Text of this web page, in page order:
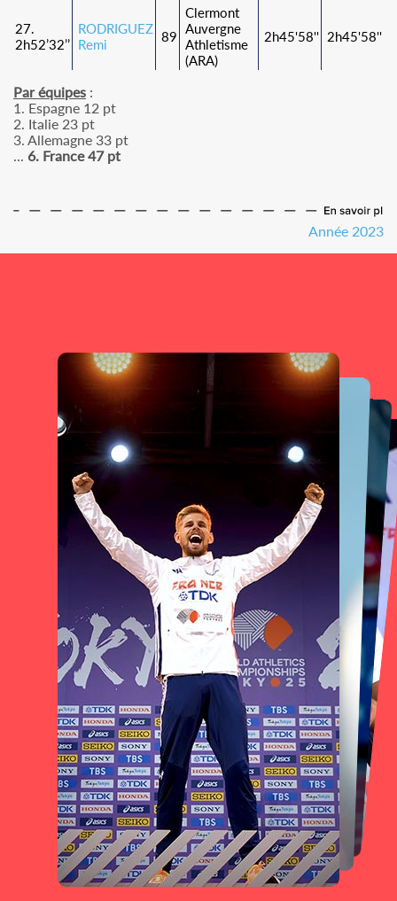
27.
2h52’32’’
RODRIGUEZ
Remi
89
Clermont
Auvergne
Athletisme
(ARA)
2h45'58'' 2h45'58''
Par équipes :
1. Espagne 12 pt
2. Italie 23 pt
3. Allemagne 33 pt
... 6. France 47 pt
Année 2023